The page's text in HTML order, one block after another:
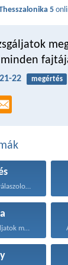
5
minden
22 megértés
Kiálts hozzám, és válaszolok...
De mindent vizsgáljatok meg...